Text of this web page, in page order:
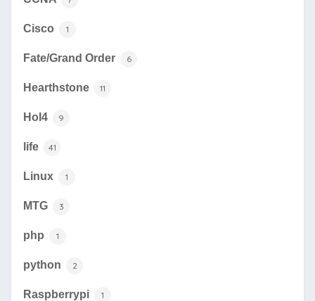
Cisco 1
Fate/Grand Order 6
Hearthstone 11
HoI4 9
life 41
Linux 1
MTG 3
php 1
python 2
Raspberrypi 1